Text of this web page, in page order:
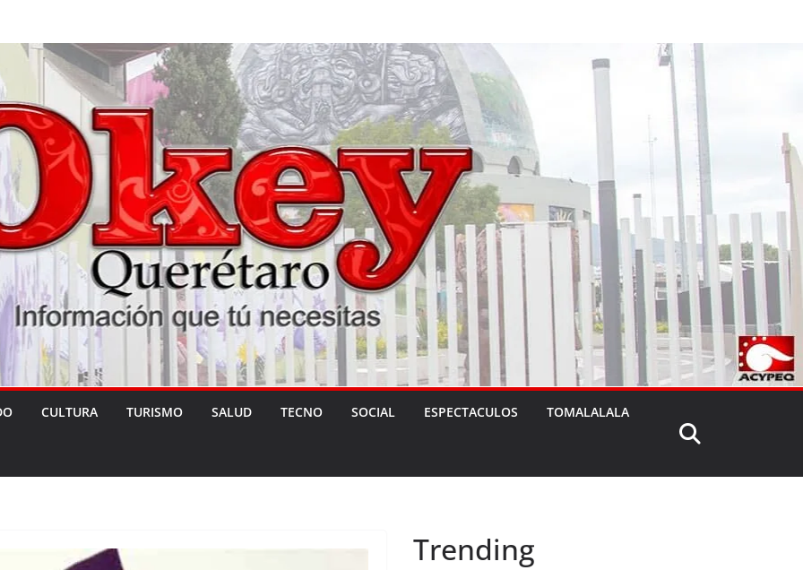
CULTURA TURISMO SALUD TECNO SOCIAL ESPECTACULOS TOMALALALA
Trending